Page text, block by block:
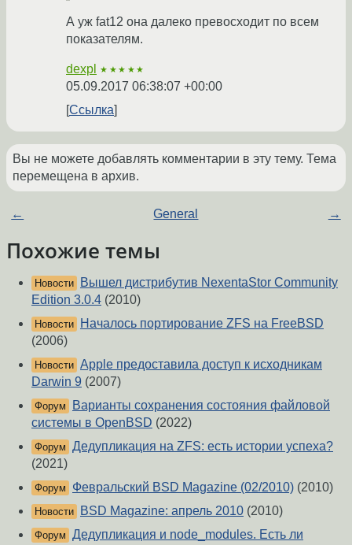
А уж fat12 она далеко превосходит по всем
показателям.
dexpl ★★★★★
05.09.2017 06:38:07 +00:00
Ссылка
Вы не можете добавлять комментарии в эту тему. Тема
перемещена в архив.
← General →
Похожие темы
Новости
Вышел дистрибутив NexentaStor Community
Edition 3.0.4 (2010)
Новости
Началось портирование ZFS на FreeBSD
(2006)
Новости Apple предоставила доступ к исходникам
Darwin 9 (2007)
Форум
Варианты сохранения состояния файловой
системы в OpenBSD (2022)
Форум Дедупликация на ZFS: есть истории успеха?
(2021)
Форум Февральский BSD Magazine (02/2010) (2010)
Новости BSD Magazine: апрель 2010 (2010)
Форум Дедупликация и node_modules. Есть ли